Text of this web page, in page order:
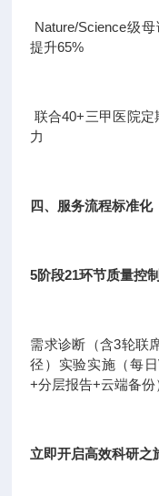
Nature/Science级
提升65%
联合40+三甲医院
力
四、服务流程标准化
5阶段21环节质量控制
需求诊断（含3轮联
径）实验实施（每
+分层报告+云端备份
立即开启高效科研之